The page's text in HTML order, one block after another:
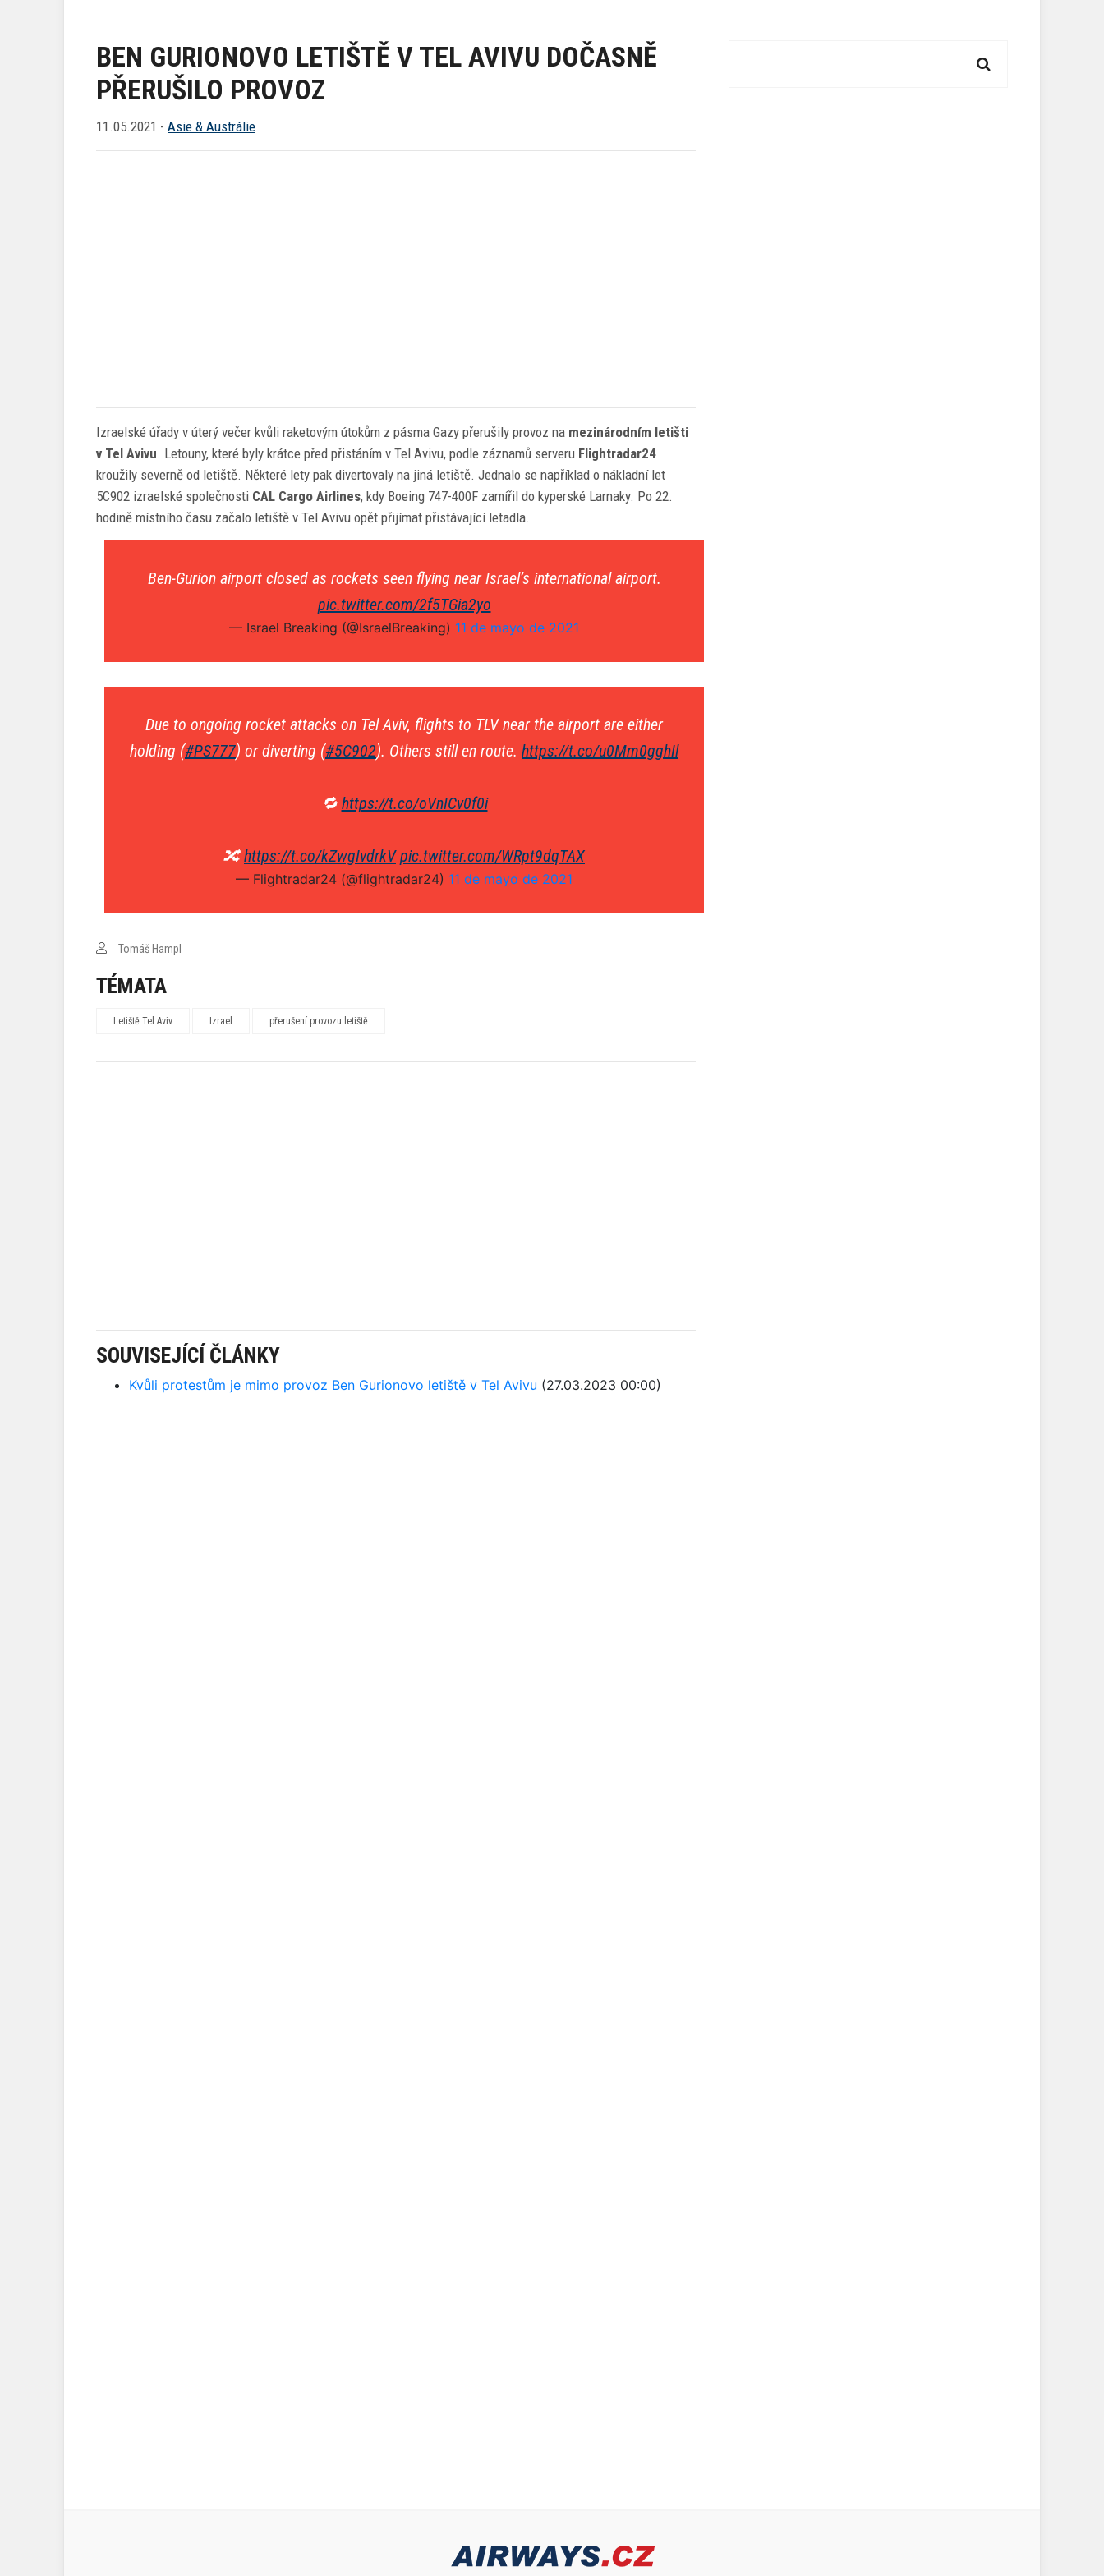
BEN GURIONOVO LETIŠTĚ V TEL AVIVU DOČASNĚ
PŘERUŠILO PROVOZ
11.05.2021 - Asie & Austrálie
Izraelské úřady v úterý večer kvůli raketovým útokům z pásma Gazy přerušily provoz na mezinárodním letišti
v Tel Avivu. Letouny, které byly krátce před přistáním v Tel Avivu, podle záznamů serveru Flightradar24
kroužily severně od letiště. Některé lety pak divertovaly na jiná letiště. Jednalo se například o nákladní let
5C902 izraelské společnosti CAL Cargo Airlines, kdy Boeing 747-400F zamířil do kyperské Larnaky. Po 22.
hodině místního času začalo letiště v Tel Avivu opět přijímat přistávající letadla.
Ben-Gurion airport closed as rockets seen flying near Israel’s international airport.
pic.twitter.com/2f5TGia2yo
— Israel Breaking (@IsraelBreaking) 11 de mayo de 2021
Due to ongoing rocket attacks on Tel Aviv, flights to TLV near the airport are either
holding (#PS777) or diverting (#5C902). Others still en route. https://t.co/u0Mm0gghIl
🔁 https://t.co/oVnICv0f0i
🔀https://t.co/kZwgIvdrkV pic.twitter.com/WRpt9dqTAX
— Flightradar24 (@flightradar24) 11 de mayo de 2021
Tomáš Hampl
TÉMATA
Letiště Tel Aviv Izrael přerušení provozu letiště
SOUVISEJÍCÍ ČLÁNKY
Kvůli protestům je mimo provoz Ben Gurionovo letiště v Tel Avivu (27.03.2023 00:00)